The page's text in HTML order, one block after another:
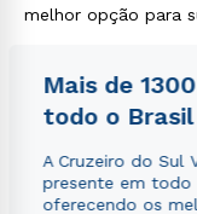
melhor opção para
Mais de
todo o Brasil
A Cruzeiro do Sul
presente em todo
oferecendo os
Estou de acordo
autorizo que